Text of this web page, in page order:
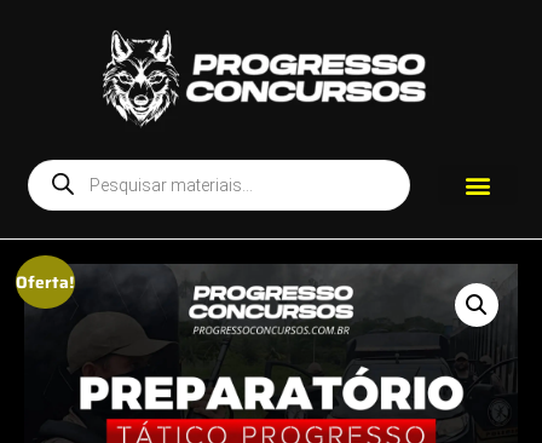
Oferta!